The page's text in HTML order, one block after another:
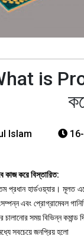
is
Islam 16-
কাজ করে বিস্তারিত:
প্রধান হার্ডওয়্যার।
এবং প্রোগ্রামেবল
সময় বিভিন্ন
সবচেয়ে জনপ্রিয় হলো